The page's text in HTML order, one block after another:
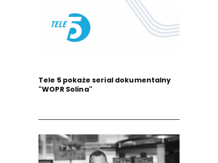
Tele 5 pokaże serial dokumentalny
"WOPR Solina"